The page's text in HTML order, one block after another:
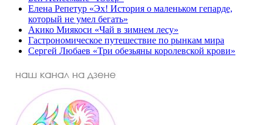
Елена Репетур «Эх! История о маленьком гепарде,
который не умел бегать»
Акико Миякоси «Чай в зимнем лесу»
Гастрономическое путешествие по рынкам мира
Сергей Любаев «Три обезьяны королевской крови»